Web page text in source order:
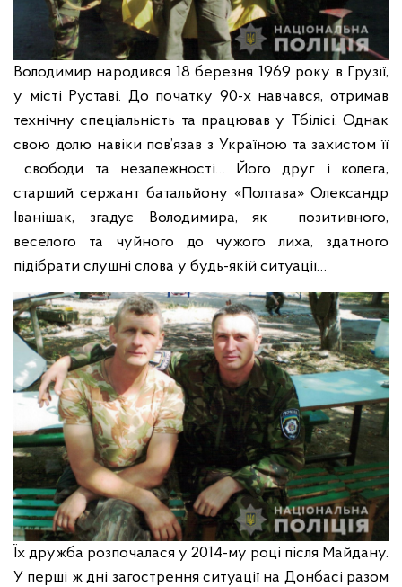
Володимир народився 18 березня 1969 року в Грузії,
у місті Руставі. До початку 90-х навчався, отримав
технічну спеціальність та працював у Тбілісі. Однак
свою долю навіки пов’язав з Україною та захистом її
свободи та незалежності… Його друг і колега,
старший сержант батальйону «Полтава» Олександр
Іванішак, згадує Володимира, як позитивного,
веселого та чуйного до чужого лиха, здатного
підібрати слушні слова у будь-якій ситуації…
Їх дружба розпочалася у 2014-му році після Майдану.
У перші ж дні загострення ситуації на Донбасі разом